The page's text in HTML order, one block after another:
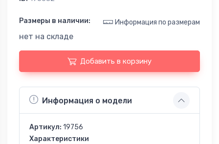
Размеры в наличии: Информация по размерам
нет на складе
Добавить в корзину
Информация о модели
Артикул: 19756
Характеристики